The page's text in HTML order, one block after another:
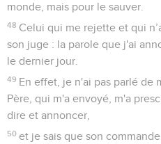
monde, mais pour le sauver.
48 Celui qui me rejette et qui
son juge : la parole que j'ai
le dernier jour.
49 En effet, je n'ai pas parlé de
Père, qui m'a envoyé, m'a
dire et annoncer,
50 et je sais que son